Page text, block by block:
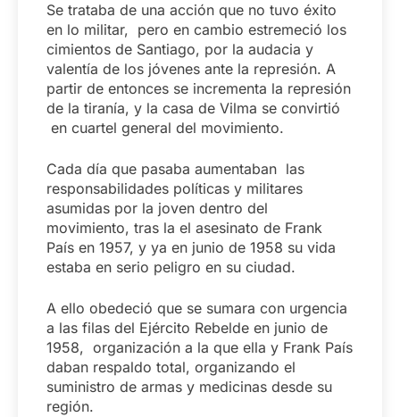
Se trataba de una acción que no tuvo éxito
en lo militar, pero en cambio estremeció los
cimientos de Santiago, por la audacia y
valentía de los jóvenes ante la represión. A
partir de entonces se incrementa la represión
de la tiranía, y la casa de Vilma se convirtió
en cuartel general del movimiento.
Cada día que pasaba aumentaban las
responsabilidades políticas y militares
asumidas por la joven dentro del
movimiento, tras la el asesinato de Frank
País en 1957, y ya en junio de 1958 su vida
estaba en serio peligro en su ciudad.
A ello obedeció que se sumara con urgencia
a las filas del Ejército Rebelde en junio de
1958, organización a la que ella y Frank País
daban respaldo total, organizando el
suministro de armas y medicinas desde su
región.